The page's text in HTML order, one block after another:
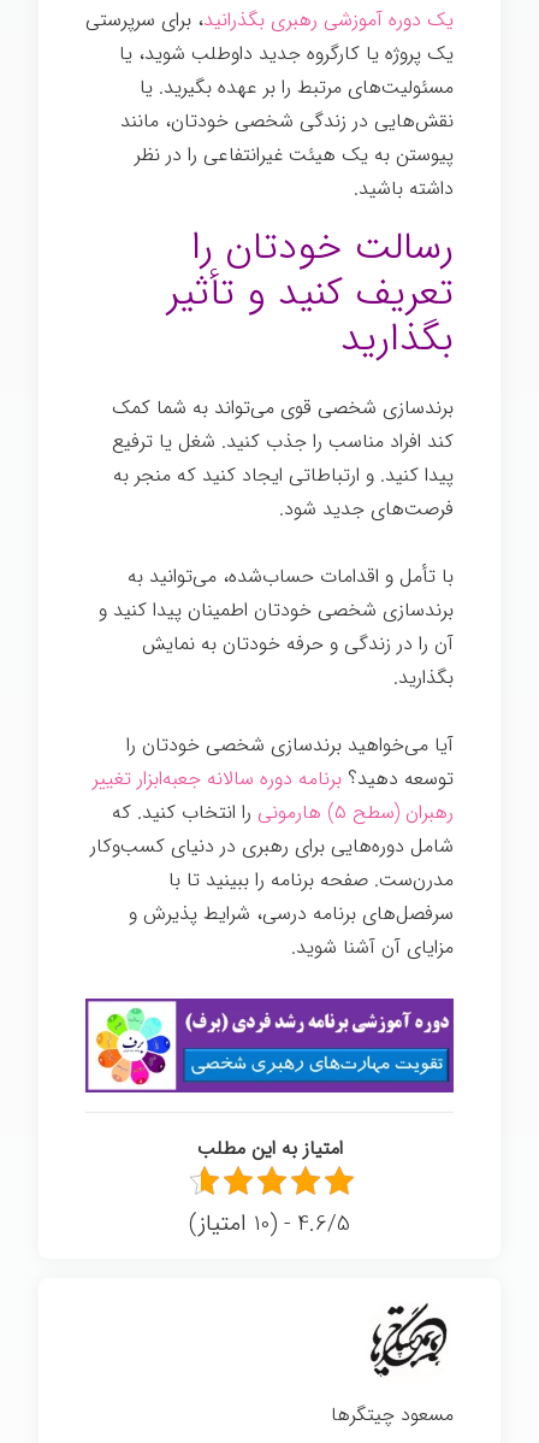
یک دوره آموزشی رهبری بگذرانید، برای سرپرستی
یک پروژه یا کارگروه جدید داوطلب شوید، یا
مسئولیت‌های مرتبط را بر عهده بگیرید. یا
نقش‌هایی در زندگی شخصی خودتان، مانند
پیوستن به یک هیئت غیرانتفاعی را در نظر
داشته باشید.
رسالت خودتان را
تعریف کنيد و تأثیر
بگذارید
برندسازی شخصی قوی می‌تواند به شما کمک
کند افراد مناسب را جذب کنید. شغل یا ترفیع
پیدا کنید. و ارتباطاتی ایجاد کنید که منجر به
فرصت‌های جدید شود.
با تأمل و اقدامات حساب‌شده، می‌توانید به
برندسازی شخصی خودتان اطمینان پیدا کنید و
آن را در زندگی و حرفه خودتان به نمایش
بگذارید.
آیا می‌خواهید برندسازی شخصی خودتان را
توسعه دهید؟ برنامه دوره سالانه جعبه‌ابزار تغییر
رهبران (سطح ۵) هارمونی
را انتخاب کنید. که
شامل دوره‌هایی برای رهبری در دنیای کسب‌وکار
مدرن‌ست. صفحه برنامه را ببینید تا با
سرفصل‌های برنامه درسی، شرایط پذیرش و
مزایای آن آشنا شوید.
امتیاز به این مطلب
4.6/5 - (10 امتیاز)
مسعود چیتگرها